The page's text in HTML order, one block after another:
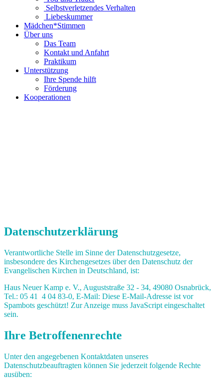
Selbstverletzendes Verhalten
Liebeskummer
Mädchen*Stimmen
Über uns
Das Team
Kontakt und Anfahrt
Praktikum
Unterstützung
Ihre Spende hilft
Förderung
Kooperationen
Datenschutzerklärung
Verantwortliche Stelle im Sinne der Datenschutzgesetze,
insbesondere des Kirchengesetzes über den Datenschutz der
Evangelischen Kirchen in Deutschland, ist:
Haus Neuer Kamp e. V., Auguststraße 32 - 34, 49080 Osnabrück,
Tel.: 05 41 4 04 83-0, E-Mail: Diese E-Mail-Adresse ist vor
Spambots geschützt! Zur Anzeige muss JavaScript eingeschaltet
sein.
Ihre Betroffenenrechte
Unter den angegebenen Kontaktdaten unseres
Datenschutzbeauftragten können Sie jederzeit folgende Rechte
ausüben: